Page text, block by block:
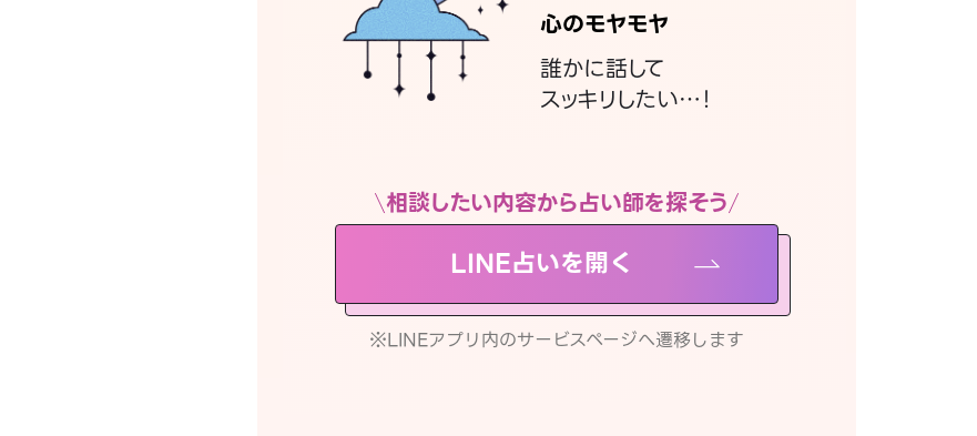
心のモヤモヤ
誰かに話して
スッキリしたい…！
相談したい内容から占い師を探そう
LINE占いを開く
※LINEアプリ内のサービスページへ遷移します